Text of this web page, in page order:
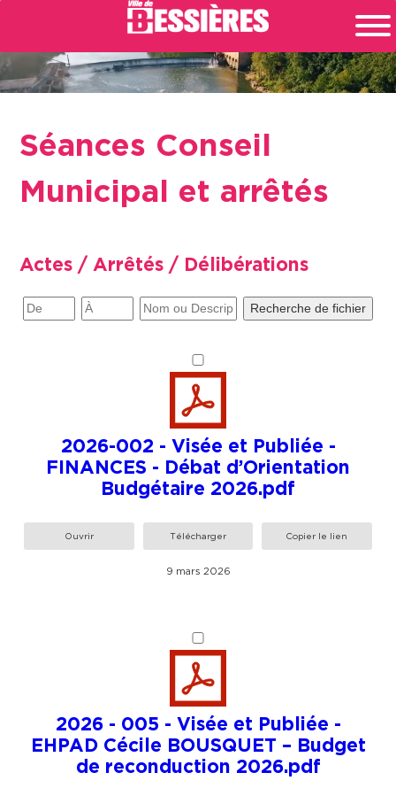
Séances Conseil
Municipal et arrêtés
Actes / Arrêtés / Délibérations
2026-002 - Visée et Publiée -
FINANCES - Débat d’Orientation
Budgétaire 2026.pdf
Ouvrir Télécharger Copier le lien
9 mars 2026
2026 - 005 - Visée et Publiée -
EHPAD Cécile BOUSQUET – Budget
de reconduction 2026.pdf